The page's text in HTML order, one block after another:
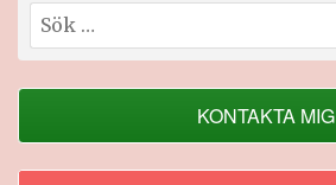
Sök
efter:
KONTAKTA MIG